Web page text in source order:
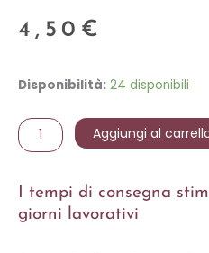
4,50 €
Disponibilità: 24 disponibili
RAMO
RUSCUS
C/NEVE
CM
quantità
Aggiungi al
I tempi di consegna
giorni lavorativi